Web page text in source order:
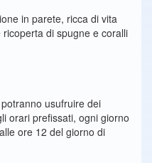
in parete, ricca di vita
ricoperta di spugne e coralli
usufruire dei
orari prefissati, ogni giorno
ore 12 del giorno di